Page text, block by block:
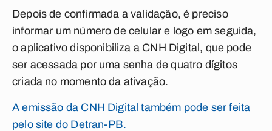
Depois de confirmada a validação, é preciso
informar um número de celular e logo em seguida,
o aplicativo disponibiliza a CNH Digital, que pode
ser acessada por uma senha de quatro dígitos
criada no momento da ativação.
A emissão da CNH Digital também pode ser feita
pelo site do Detran-PB.